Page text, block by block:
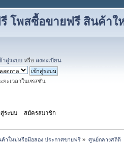
โพสซื้อขายฟรี สินค้า
าสู่ระบบ หรือ ลงทะเบียน
ยะเวลาในเซสชั่น
สู่ระบบ สมัครสมาชิก
าใหม่หรือมือสอง ประกาศขายฟรี » ศูนย์กลางสถิติ